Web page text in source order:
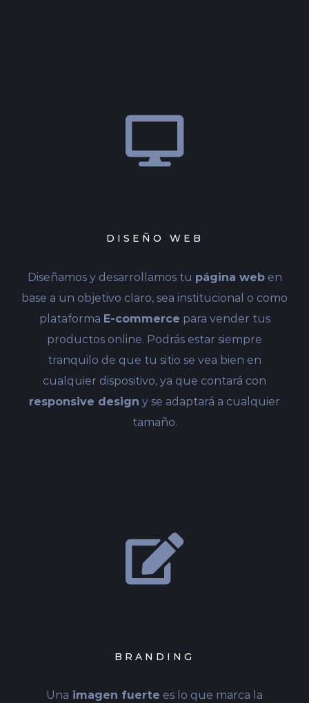
DISEÑO WEB
Diseñamos y desarrollamos tu página weben
base a un objetivo claro, sea institucional o como
plataforma E-commerce para vender tus
productos online. Podrás estar siempre
tranquilo de que tu sitio se vea bien en
cualquier dispositivo, ya que contará con
responsive design y se adaptará a cualquier
tamaño.
BRANDING
Una imagen fuerte es lo que marca la